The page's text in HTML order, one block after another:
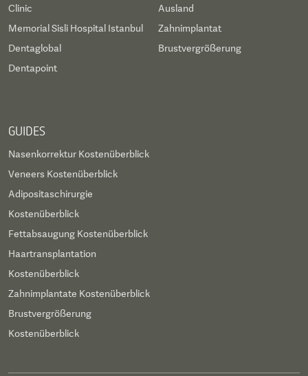
Clinic
Memorial Sisli Hospital Istanbul
Dentaglobal
Dentapoint
Ausland
Zahnimplantat
Brustvergrößerung
GUIDES
Nasenkorrektur Kostenüberblick
Veneers Kostenüberblick
Adipositaschirurgie
Kostenüberblick
Fettabsaugung Kostenüberblick
Haartransplantation
Kostenüberblick
Zahnimplantate Kostenüberblick
Brustvergrößerung
Kostenüberblick